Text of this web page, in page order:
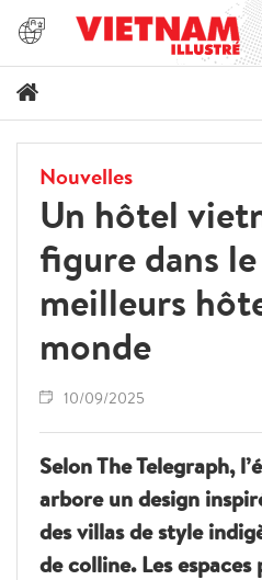
Nouvelles
Un hôtel
figure dans
meilleurs
monde
10/09/2025
Selon The Telegraph,
arbore un design
des villas de style
de colline. Les